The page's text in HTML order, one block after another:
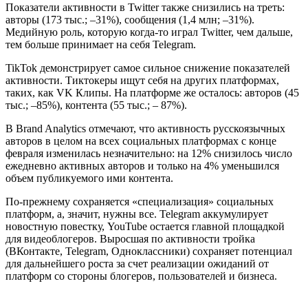
Показатели активности в Twitter также снизились на треть:
авторы (173 тыс.; –31%), сообщения (1,4 млн; –31%).
Медийную роль, которую когда-то играл Twitter, чем дальше,
тем больше принимает на себя Telegram.
TikTok демонстрирует самое сильное снижение показателей
активности. Тиктокеры ищут себя на других платформах,
таких, как VK Клипы. На платформе же осталось: авторов (45
тыс.; –85%), контента (55 тыс.; – 87%).
В Brand Analytics отмечают, что активность русскоязычных
авторов в целом на всех социальных платформах с конце
февраля изменилась незначительно: на 12% снизилось число
ежедневно активных авторов и только на 4% уменьшился
объем публикуемого ими контента.
По-прежнему сохраняется «специализация» социальных
платформ, а, значит, нужны все. Telegram аккумулирует
новостную повестку, YouTube остается главной площадкой
для видеоблогеров. Выросшая по активности тройка
(ВКонтакте, Telegram, Одноклассники) сохраняет потенциал
для дальнейшего роста за счет реализации ожиданий от
платформ со стороны блогеров, пользователей и бизнеса.